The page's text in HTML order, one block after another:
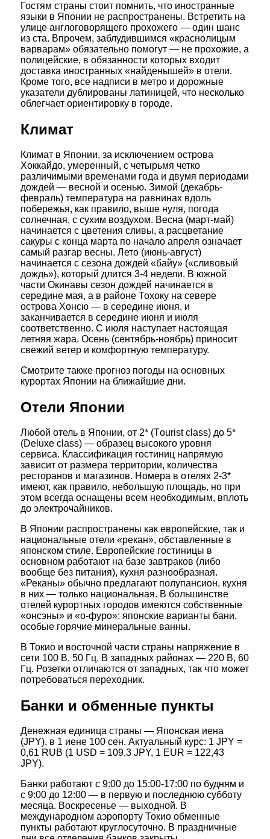
Гостям страны стоит помнить, что иностранные
языки в Японии не распространены. Встретить на
улице англоговорящего прохожего — один шанс
из ста. Впрочем, заблудившимся «краснолицым
варварам» обязательно помогут — не прохожие, а
полицейские, в обязанности которых входит
доставка иностранных «найденышей» в отели.
Кроме того, все надписи в метро и дорожные
указатели дублированы латиницей, что несколько
облегчает ориентировку в городе.
Климат
Климат в Японии, за исключением острова
Хоккайдо, умеренный, с четырьмя четко
различимыми временами года и двумя периодами
дождей — весной и осенью. Зимой (декабрь-
февраль) температура на равнинах вдоль
побережья, как правило, выше нуля, погода
солнечная, с сухим воздухом. Весна (март-май)
начинается с цветения сливы, а расцветание
сакуры с конца марта по начало апреля означает
самый разгар весны. Лето (июнь-август)
начинается с сезона дождей «байу» («сливовый
дождь»), который длится 3-4 недели. В южной
части Окинавы сезон дождей начинается в
середине мая, а в районе Тохоку на севере
острова Хонсю — в середине июня, и
заканчивается в середине июня и июля
соответственно. С июля наступает настоящая
летняя жара. Осень (сентябрь-ноябрь) приносит
свежий ветер и комфортную температуру.
Смотрите также прогноз погоды на основных
курортах Японии на ближайшие дни.
Отели Японии
Любой отель в Японии, от 2* (Тourist class) до 5*
(Deluxe class) — образец высокого уровня
сервиса. Классификация гостиниц напрямую
зависит от размера территории, количества
ресторанов и магазинов. Номера в отелях 2-3*
имеют, как правило, небольшую площадь, но при
этом всегда оснащены всем необходимым, вплоть
до электрочайников.
В Японии распространены как европейские, так и
национальные отели «рекан», обставленные в
японском стиле. Европейские гостиницы в
основном работают на базе завтраков (либо
вообще без питания), кухня разнообразная.
«Реканы» обычно предлагают полупансион, кухня
в них — только национальная. В большинстве
отелей курортных городов имеются собственные
«онсэны» и «о-фуро»: японские варианты бани,
особые горячие минеральные ванны.
В Токио и восточной части страны напряжение в
сети 100 В, 50 Гц. В западных районах — 220 В, 60
Гц. Розетки отличаются от западных, так что может
потребоваться переходник.
Банки и обменные пункты
Денежная единица страны — Японская иена
(JPY), в 1 иене 100 сен. Актуальный курс: 1 JPY =
0,61 RUB (1 USD = 109,3 JPY, 1 EUR = 122,43
JPY).
Банки работают с 9:00 до 15:00-17:00 по будням и
с 9:00 до 12:00 — в первую и последнюю субботу
месяца. Воскресенье — выходной. В
международном аэропорту Токио обменные
пункты работают круглосуточно. В праздничные